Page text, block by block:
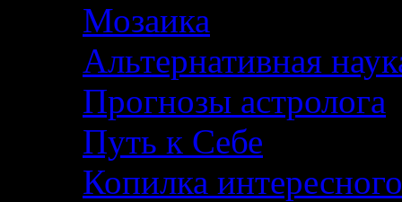
Мозаика
Альтернативная
Прогнозы астролога
Путь к Себе
Копилка интересного